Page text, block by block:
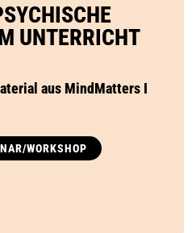
UNTERRICHT
aus MindMatters I
WORKSHOP